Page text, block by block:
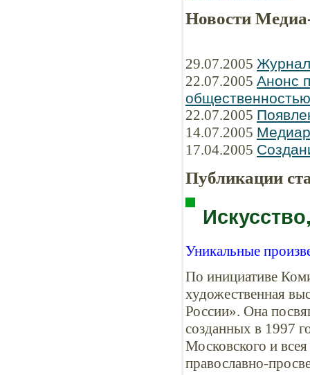
Новости
29.07.2005
22.07.2005 Анонс
общественностью
22.07.2005
14.07.2005
17.04.2005
Публикации
Уникальные
По инициативе
художественная
России». Она
созданных в 1997
Московского и
православно-